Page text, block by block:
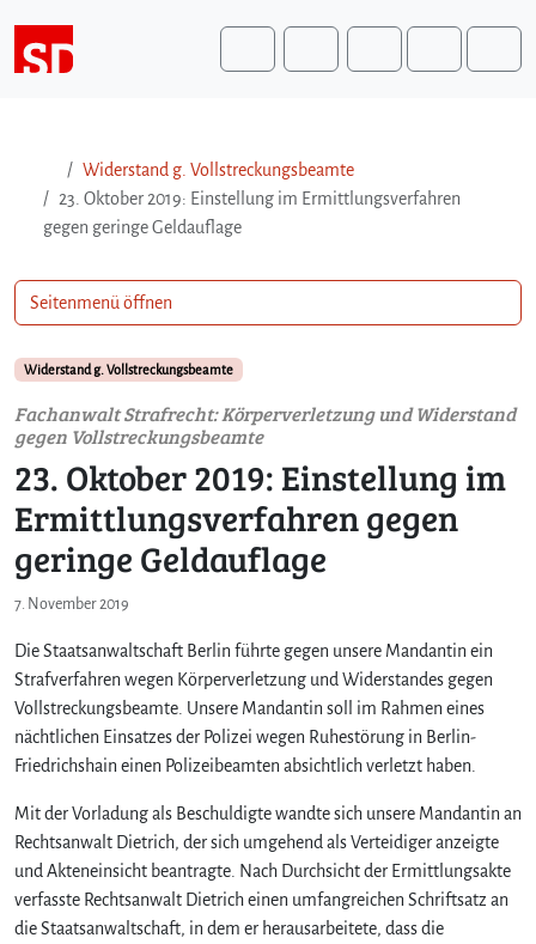
Search
Widerstand g. Vollstreckungsbeamte
23. Oktober 2019: Einstellung im Ermittlungsverfahren
gegen geringe Geldauflage
Widerstand g. Vollstreckungsbeamte
Fachanwalt Strafrecht: Körperverletzung und Widerstand
gegen Vollstreckungsbeamte
23. Oktober 2019: Einstellung im
Ermittlungsverfahren gegen
geringe Geldauflage
7. November 2019
Die Staatsanwaltschaft Berlin führte gegen unsere Mandantin ein
Strafverfahren wegen Körperverletzung und Widerstandes gegen
Vollstreckungsbeamte. Unsere Mandantin soll im Rahmen eines
nächtlichen Einsatzes der Polizei wegen Ruhestörung in Berlin-
Friedrichshain einen Polizeibeamten absichtlich verletzt haben.
Mit der Vorladung als Beschuldigte wandte sich unsere Mandantin an
Rechtsanwalt Dietrich, der sich umgehend als Verteidiger anzeigte
und Akteneinsicht beantragte. Nach Durchsicht der Ermittlungsakte
verfasste Rechtsanwalt Dietrich einen umfangreichen Schriftsatz an
die Staatsanwaltschaft, in dem er herausarbeitete, dass die
Seitenmenü öffnen